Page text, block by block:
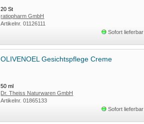
20St
ratiopharm GmbH
Artikelnr.01126111
Sofort lieferbar
OLIVENOEL Gesichtspflege Creme
50ml
Dr. Theiss Naturwaren GmbH
Artikelnr.01865133
Sofort lieferbar